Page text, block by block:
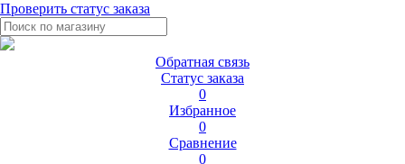
Проверить статус заказа
Обратная связь
Статус заказа
0
Избранное
0
Сравнение
0